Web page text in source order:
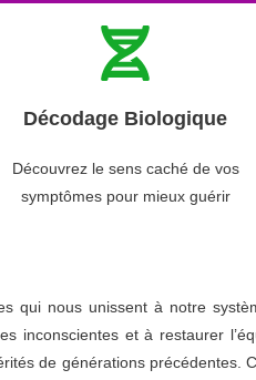
Décodage Biologique
Découvrez le sens caché de vos
symptômes pour mieux guérir
nous unissent à notre
inconscientes et à restaurer
de générations précédentes.